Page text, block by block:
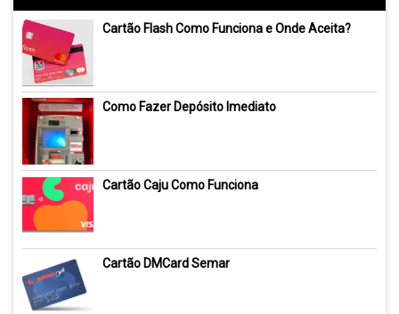
Cartão Flash Como Funciona e Onde Aceita?
Como Fazer Depósito Imediato
Cartão Caju Como Funciona
Cartão DMCard Semar